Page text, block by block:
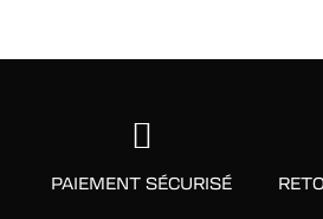
PAIEMENT SÉCURISÉ